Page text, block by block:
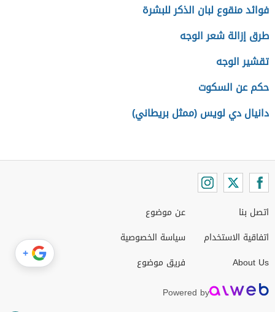
فوائد منقوع لبان الذكر للبشرة
طرق إزالة شعر الوجه
تقشير الوجه
حكم عن السكوت
دانيال دي لويس (ممثل بريطاني)
اتصل بنا
اتفاقية الاستخدام
About Us
عن موضوع
سياسة الخصوصية
فريق موضوع
Powered by
+